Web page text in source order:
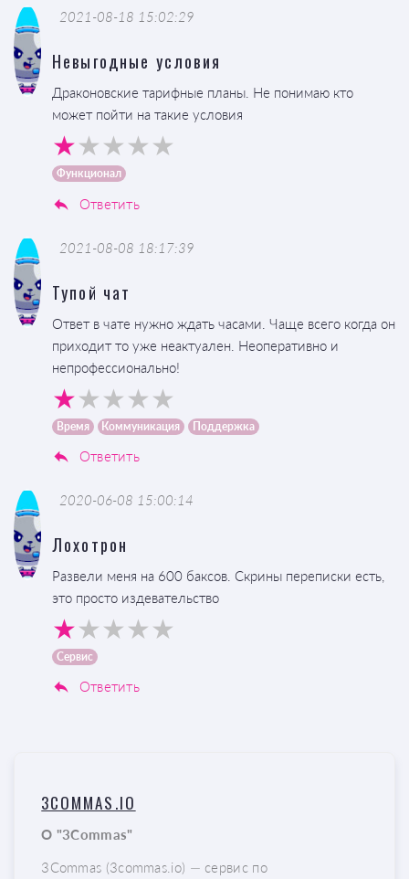
2021-08-18 15:02:29
Невыгодные условия
Драконовские тарифные планы. Не понимаю кто
может пойти на такие условия
Функционал
Ответить
2021-08-08 18:17:39
Тупой чат
Ответ в чате нужно ждать часами. Чаще всего когда он
приходит то уже неактуален. Неоперативно и
непрофессионально!
Время Коммуникация Поддержка
Ответить
2020-06-08 15:00:14
Лохотрон
Развели меня на 600 баксов. Скрины переписки есть,
это просто издевательство
Сервис
Ответить
3COMMAS.IO
О "3Commas"
3Commas (3commas.io) — сервис по